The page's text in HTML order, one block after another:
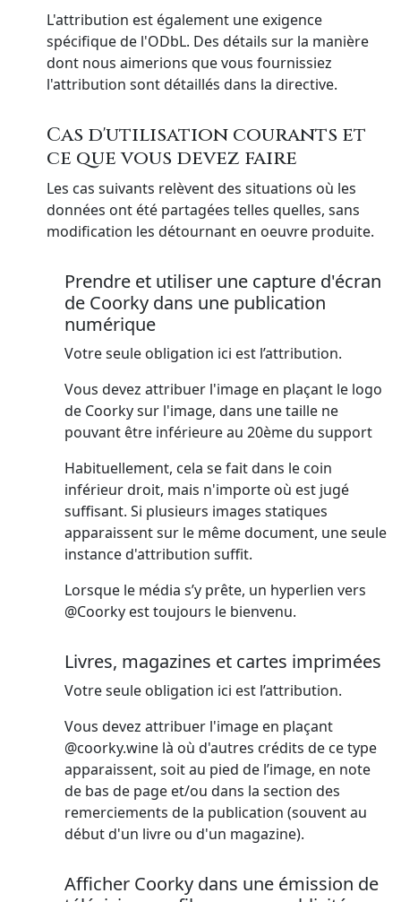
L'attribution est également une exigence
spécifique de l'ODbL. Des détails sur la manière
dont nous aimerions que vous fournissiez
l'attribution sont détaillés dans la directive.
Cas d'utilisation courants et
ce que vous devez faire
Les cas suivants relèvent des situations où les
données ont été partagées telles quelles, sans
modification les détournant en oeuvre produite.
Prendre et utiliser une capture d'écran
de Coorky dans une publication
numérique
Votre seule obligation ici est l’attribution.
Vous devez attribuer l'image en plaçant le logo
de Coorky sur l'image, dans une taille ne
pouvant être inférieure au 20ème du support
Habituellement, cela se fait dans le coin
inférieur droit, mais n'importe où est jugé
suffisant. Si plusieurs images statiques
apparaissent sur le même document, une seule
instance d'attribution suffit.
Lorsque le média s’y prête, un hyperlien vers
@Coorky est toujours le bienvenu.
Livres, magazines et cartes imprimées
Votre seule obligation ici est l’attribution.
Vous devez attribuer l'image en plaçant
@coorky.wine là où d'autres crédits de ce type
apparaissent, soit au pied de l’image, en note
de bas de page et/ou dans la section des
remerciements de la publication (souvent au
début d'un livre ou d'un magazine).
Afficher Coorky dans une émission de